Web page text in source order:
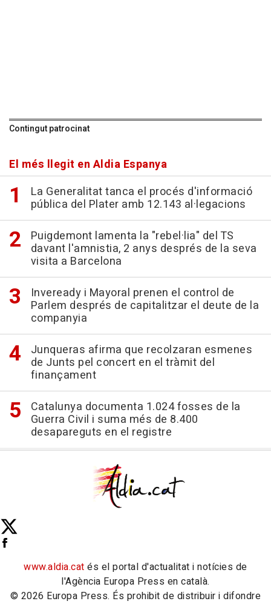
Contingut patrocinat
El més llegit en Aldia Espanya
La Generalitat tanca el procés d'informació
pública del Plater amb 12.143 al·legacions
Puigdemont lamenta la "rebel·lia" del TS
davant l'amnistia, 2 anys després de la seva
visita a Barcelona
Inveready i Mayoral prenen el control de
Parlem després de capitalitzar el deute de la
companyia
Junqueras afirma que recolzaran esmenes
de Junts pel concert en el tràmit del
finançament
Catalunya documenta 1.024 fosses de la
Guerra Civil i suma més de 8.400
desapareguts en el registre
www.aldia.cat és el portal d'actualitat i notícies de
l'Agència Europa Press en català.
© 2026 Europa Press. És prohibit de distribuir i difondre